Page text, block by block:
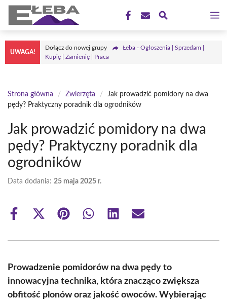
Przejdź
treści
UWAGA!
Dołącz do nowej grupy
Łeba - Ogłoszenia | Sprzedam |
Kupię | Zamienię | Praca
Strona główna / Zwierzęta /
Jak prowadzić pomidory na dwa
pędy? Praktyczny poradnik dla ogrodników
Jak prowadzić pomidory na dwa
pędy? Praktyczny poradnik dla
ogrodników
Data dodania: 25 maja 2025 r.
Share
Share
(Twitter)
Share Share Share Share
Prowadzenie pomidorów na dwa pędy to
innowacyjna technika, która znacząco zwiększa
obfitość plonów oraz jakość owoców. Wybierając